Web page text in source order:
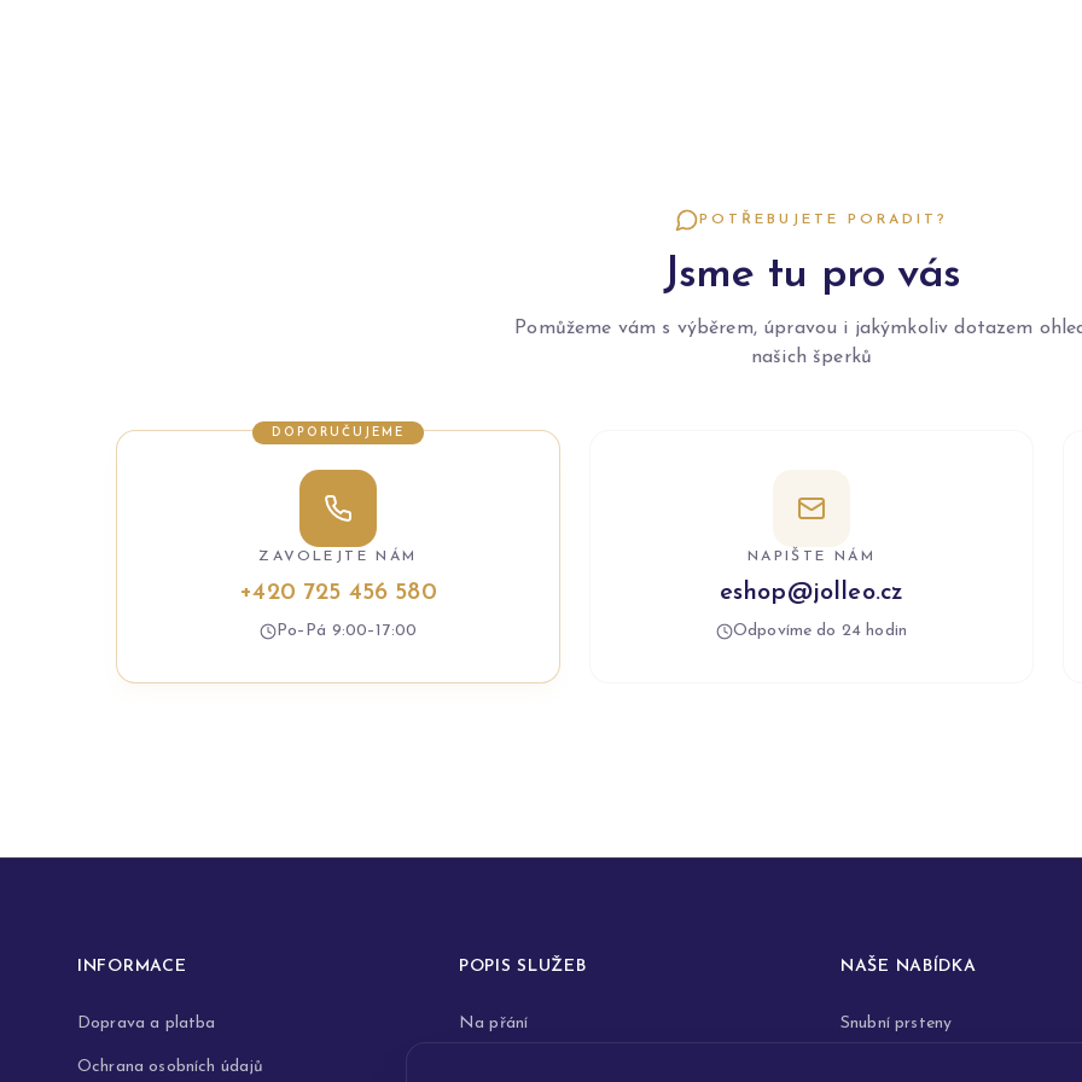
POTŘEBUJETE PORADIT?
Jsme tu pro vás
Pomůžeme vám s výběrem, úpravou i jakýmkoliv dotazem
našich šperků
DOPORUČUJEME
ZAVOLEJTE NÁM
+420 725 456 580
Po–Pá 9:00–17:00
NAPIŠTE NÁM
eshop@jolleo.cz
Odpovíme do 24 hodin
INFORMACE
Doprava a platba
Ochrana osobních údajů
POPIS SLUŽEB
Na přání
NAŠE NABÍDKA
Snubní prsteny